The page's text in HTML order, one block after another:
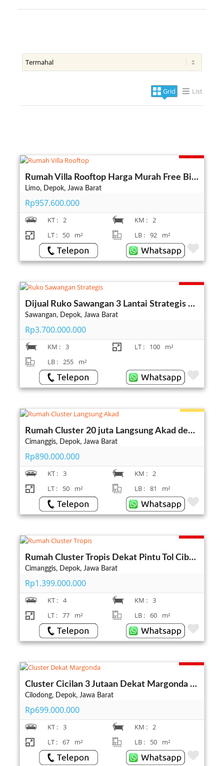
Grid List
Rumah Villa Rooftop Harga Murah Free Biaya Limo Depok
Limo, Depok, Jawa Barat
Rp957.600.000
KT : 2 KM : 2
LT :
50 m² LB : 92 m²
Dijual Ruko Sawangan 3 Lantai Strategis Dalam Terbesar Depok
Sawangan, Depok, Jawa Barat
Rp3.700.000.000
KM : 3 LT : 100
m²
LB : 255 m²
Rumah Cluster 20 juta Langsung Akad dekat TOL Cisalak Depok
Cimanggis, Depok, Jawa Barat
Rp890.000.000
KT : 3 KM : 2
LT :
50 m² LB : 81 m²
Rumah Cluster Tropis Dekat Pintu Tol Cibubur Cimanggis Depok
Cimanggis, Depok, Jawa Barat
Rp1.399.000.000
KT : 4 KM : 3
LT : 77 m² LB : 60 m²
Cluster Cicilan 3 Jutaan Dekat Margonda dan KRL Depok
Cilodong, Depok, Jawa Barat
Rp699.000.000
KT : 3 KM : 2
LT : 67 m² LB : 50 m²